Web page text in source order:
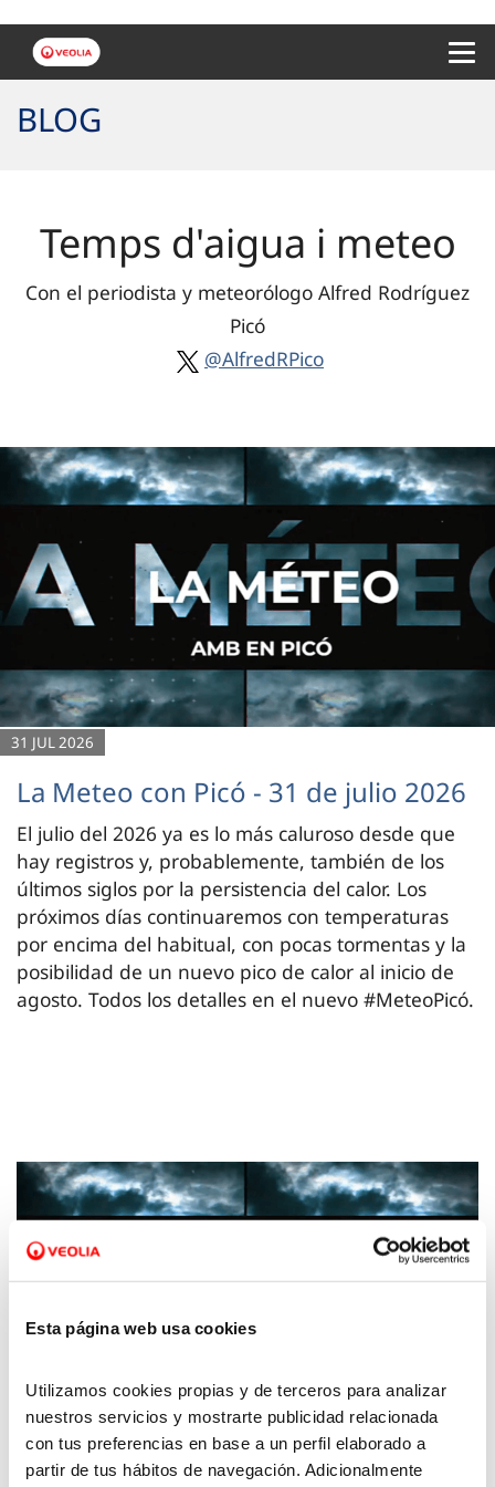
Esta página web usa cookies
Utilizamos cookies propias y de terceros para analizar
nuestros servicios y mostrarte publicidad relacionada
con tus preferencias en base a un perfil elaborado a
partir de tus hábitos de navegación. Adicionalmente
BLOG
Temps d'aigua i meteo
Con el periodista y meteorólogo Alfred Rodríguez
Picó
@AlfredRPico
31 JUL 2026
La Meteo con Picó - 31 de julio 2026
El julio del 2026 ya es lo más caluroso desde que
hay registros y, probablemente, también de los
últimos siglos por la persistencia del calor. Los
próximos días continuaremos con temperaturas
por encima del habitual, con pocas tormentas y la
posibilidad de un nuevo pico de calor al inicio de
agosto. Todos los detalles en el nuevo #MeteoPicó.
27 MAY 2024
La Meteo con Picó – 24 de mayo 2024